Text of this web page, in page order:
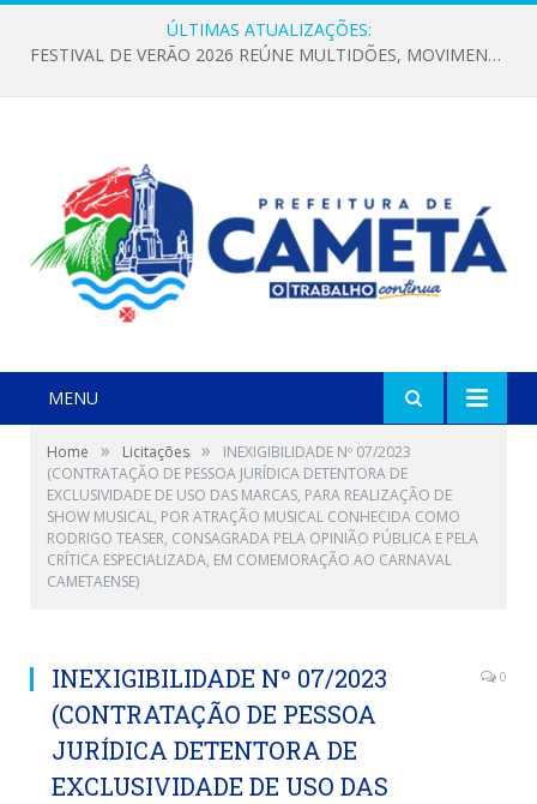
ÚLTIMAS ATUALIZAÇÕES:
FESTIVAL DE VERÃO 2026 REÚNE MULTIDÕES, MOVIMENTA A ECONOMIA E FORTALECE A CULTURA LOCAL
MENU
Home » Licitações »
INEXIGIBILIDADE Nº 07/2023
(CONTRATAÇÃO DE PESSOA JURÍDICA DETENTORA DE
EXCLUSIVIDADE DE USO DAS MARCAS, PARA REALIZAÇÃO DE
SHOW MUSICAL, POR ATRAÇÃO MUSICAL CONHECIDA COMO
RODRIGO TEASER, CONSAGRADA PELA OPINIÃO PÚBLICA E PELA
CRÍTICA ESPECIALIZADA, EM COMEMORAÇÃO AO CARNAVAL
CAMETAENSE)
INEXIGIBILIDADE Nº 07/2023
(CONTRATAÇÃO DE PESSOA
JURÍDICA DETENTORA DE
EXCLUSIVIDADE DE USO DAS
0